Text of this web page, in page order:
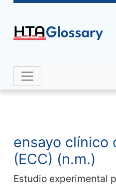
Navigation and
ensayo clínico
(ECC) (n.m.)
Estudio experimental
Site identity,